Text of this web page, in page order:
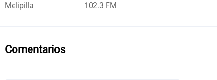
Melipilla 102.3 FM
Comentarios